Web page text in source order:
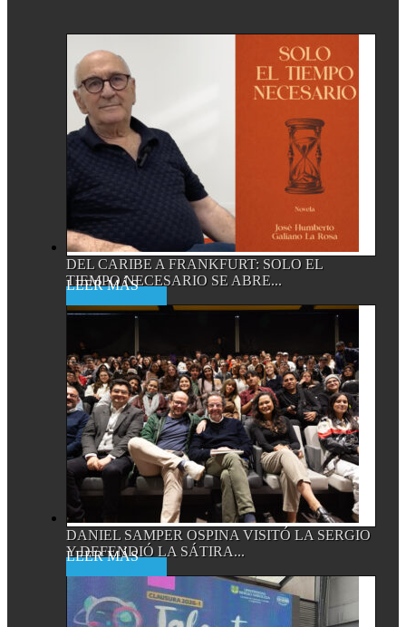
DEL CARIBE A FRANKFURT: SOLO EL
TIEMPO NECESARIO SE ABRE...
DANIEL SAMPER OSPINA VISITÓ LA SERGIO
Y DEFENDIÓ LA SÁTIRA...